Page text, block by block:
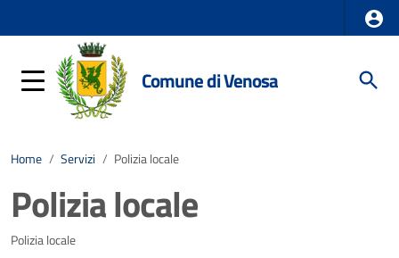
Comune di Venosa
Home / Servizi / Polizia locale
Polizia locale
Polizia locale